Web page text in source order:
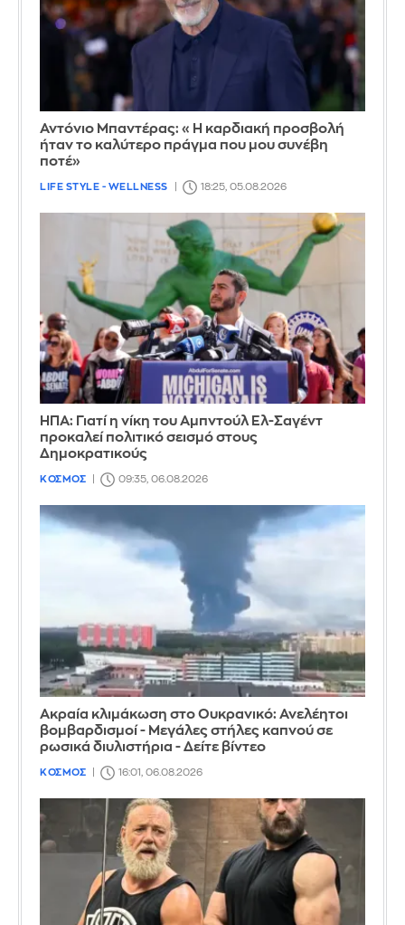
Αντόνιο Μπαντέρας: «Η καρδιακή προσβολή
ήταν το καλύτερο πράγμα που μου συνέβη
ποτέ»
LIFE STYLE - WELLNESS 18:25, 05.08.2026
ΗΠΑ: Γιατί η νίκη του Αμπντούλ Ελ-Σαγέντ
προκαλεί πολιτικό σεισμό στους
Δημοκρατικούς
ΚΟΣΜΟΣ 09:35, 06.08.2026
Ακραία κλιμάκωση στο Ουκρανικό: Ανελέητοι
βομβαρδισμοί - Μεγάλες στήλες καπνού σε
ρωσικά διυλιστήρια - Δείτε βίντεο
ΚΟΣΜΟΣ 16:01, 06.08.2026